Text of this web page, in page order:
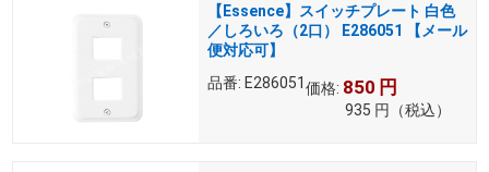
【Essence】スイッチプレート 白色
／しろいろ（2口） E286051 【メール
便対応可】
品番: E286051価格: 850 円
935 円 （税込）